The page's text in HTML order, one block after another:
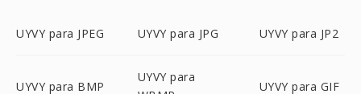
UYVY para JPEG UYVY para JPG UYVY para JP2
UYVY para BMP
UYVY para
UYVY para GIF